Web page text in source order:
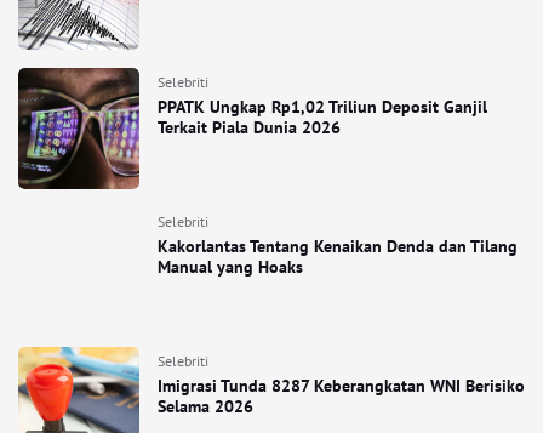
Selebriti
PPATK Ungkap Rp1,02 Triliun Deposit Ganjil
Terkait Piala Dunia 2026
Selebriti
Kakorlantas Tentang Kenaikan Denda dan Tilang
Manual yang Hoaks
Selebriti
Imigrasi Tunda 8287 Keberangkatan WNI Berisiko
Selama 2026